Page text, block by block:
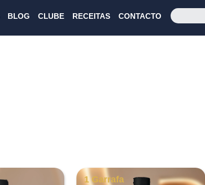
BLOG CLUBE RECEITAS CONTACTO
1 Garrafa